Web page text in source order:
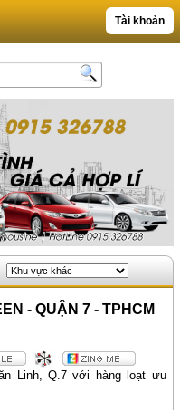
Tài khoản
- QUẬN 7 - TPHCM
Linh, Q.7 với hàng loạt ưu